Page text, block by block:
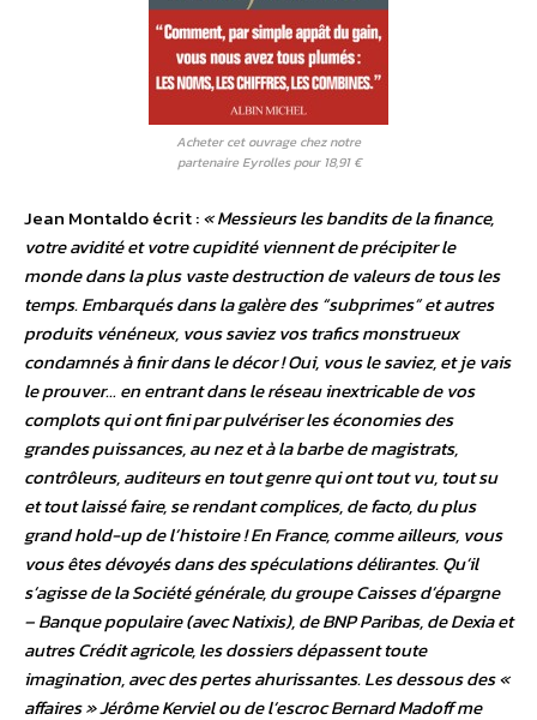
Acheter cet ouvrage chez notre
partenaire Eyrolles pour 18,91 €
Jean Montaldo écrit :« Messieurs les bandits de la finance,
votre avidité et votre cupidité viennent de précipiter le
monde dans la plus vaste destruction de valeurs de tous les
temps. Embarqués dans la galère des “subprimes” et autres
produits vénéneux, vous saviez vos trafics monstrueux
condamnés à finir dans le décor ! Oui, vous le saviez, et je vais
le prouver… en entrant dans le réseau inextricable de vos
complots qui ont fini par pulvériser les économies des
grandes puissances, au nez et à la barbe de magistrats,
contrôleurs, auditeurs en tout genre qui ont tout vu, tout su
et tout laissé faire, se rendant complices, de facto, du plus
grand hold-up de l’histoire ! En France, comme ailleurs, vous
vous êtes dévoyés dans des spéculations délirantes. Qu’il
s’agisse de la Société générale, du groupe Caisses d’épargne
– Banque populaire (avec Natixis), de BNP Paribas, de Dexia et
autres Crédit agricole, les dossiers dépassent toute
imagination, avec des pertes ahurissantes. Les dessous des «
affaires » Jérôme Kerviel ou de l’escroc Bernard Madoff me